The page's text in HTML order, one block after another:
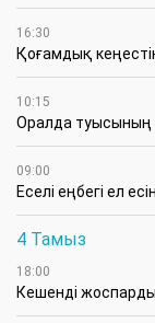
16:30
Қоғамдық
10:15
Оралда туысының
09:00
Еселі еңбегі ел
4 Тамыз
18:00
Кешенді